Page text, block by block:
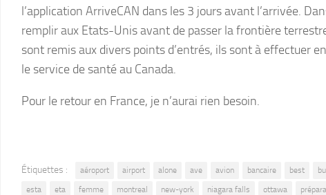
l’application ArriveCAN dans les 3 jours avant l’arrivée.
remplir aux Etats-Unis avant de passer la frontière
sont remis aux divers points d’entrés, ils sont à effectuer
le service de santé au Canada.
Pour le retour en France, je n’aurai rien besoin.
Étiquettes : aéroport airport alone ave avion bancaire best
esta
eta femme montreal new-york niagara falls ottawa